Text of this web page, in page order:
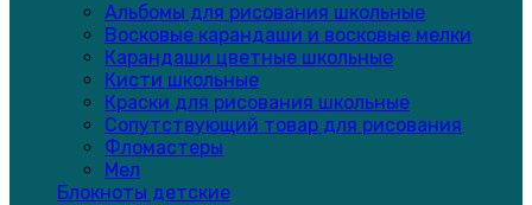
Альбомы для рисования школьные
Восковые карандаши и восковые мелки
Карандаши цветные школьные
Кисти школьные
Краски для рисования школьные
Сопутствующий товар для рисования
Фломастеры
Мел
Блокноты детские